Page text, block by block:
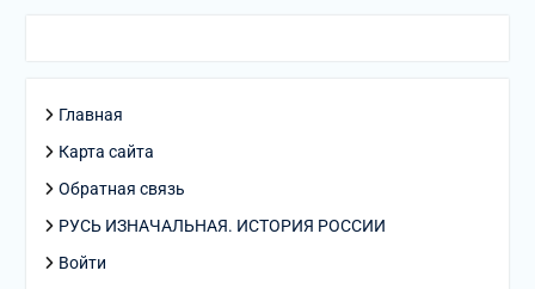
Главная
Карта сайта
Обратная связь
РУСЬ ИЗНАЧАЛЬНАЯ. ИСТОРИЯ РОССИИ
Войти